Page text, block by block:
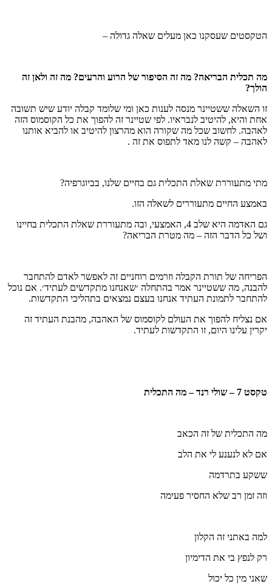
הטקסטים שעסקנו כאן מעלים שאלה גדולה –
מה תכלית הבריאה? מה זה הסיפור של הרוע והרעים? מה זה ולאן זה
הולך?
זו השאלה ששטיינר מנסה לענות כאן ומי שלומד קבלה יודע שיש תשובה
אחת והיא, להיטיב לנבראיו. לפי שטיינר זה להפוך את כל הקוסמוס הזה
לאהבה. לחשוב שכל מה שקורה הוא מהרצון להיטיב או להביא אותנו
לאהבה – קשה לנו מאד לתפוס את זה .
מתי מתעוררת שאלת התכלית גם בחיים שלנו, בביוגרפיה?
באמצע החיים מתעוררים לשאלה הזו.
גם האדמה היא שלב 4, האמצעי, ובה מתעוררת שאלת התכלית בחיינו
ושל כל הדבר הזה – מה מטרת הבריאה?
הפריחה של תורת הקבלה וזרמים רוחניים זה לאפשר לאדם להתחבר
להבנה, מה ששטיינר אמר בהתחלה ׳שאנחנו מתקדשים לעתיד׳. אם נוכל
להתחבר לתמונת העתיד אנחנו בעצם נמצאים בתהליכי התקדשות.
אם נצליח להפוך את העולם לקוסמוס של האהבה, מהבנת העתיד זה
יקרין עלינו היום, זו התקדשות לעתיד.
טקסט 7 – שולי רנד – מה התכלית
מה התכלית של זה הכאב
אם לא לנענע לי את הלב
ששקע בתרדמה
וזה זמן רב שלא החסיר פעימה
למה באתני זה הקלון
רק לנפץ בי את הדימיון
שאני מין כל יכול